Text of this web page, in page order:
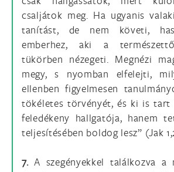
csaljátok meg. Ha ugyanis
tanítást, de nem követi,
emberhez, aki a
tükörben nézegeti. Megnézi
megy, s nyomban elfelejti,
ellenben figyelmesen
tökéletes törvényét, és ki is tart
feledékeny hallgatója, hanem
teljesítésében boldog lesz” (Jak
7.A szegényekkel találkozva a